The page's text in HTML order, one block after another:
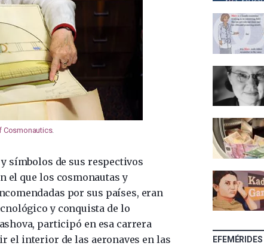
Cosmonautics.
símbolos de sus respectivos
el que los cosmonautas y
por sus países, eran
y conquista de lo
participó en esa carrera
el interior de las aeronaves en las